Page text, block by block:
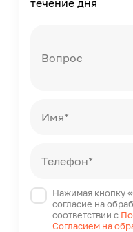
течение дня
Вопрос
Имя*
Телефон*
Нажимая кнопку
согласие на
соответствии с
Согласием на